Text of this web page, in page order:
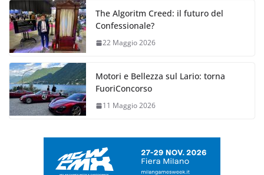
The Algoritm Creed: il futuro del
Confessionale?
22 Maggio 2026
Motori e Bellezza sul Lario: torna
FuoriConcorso
11 Maggio 2026